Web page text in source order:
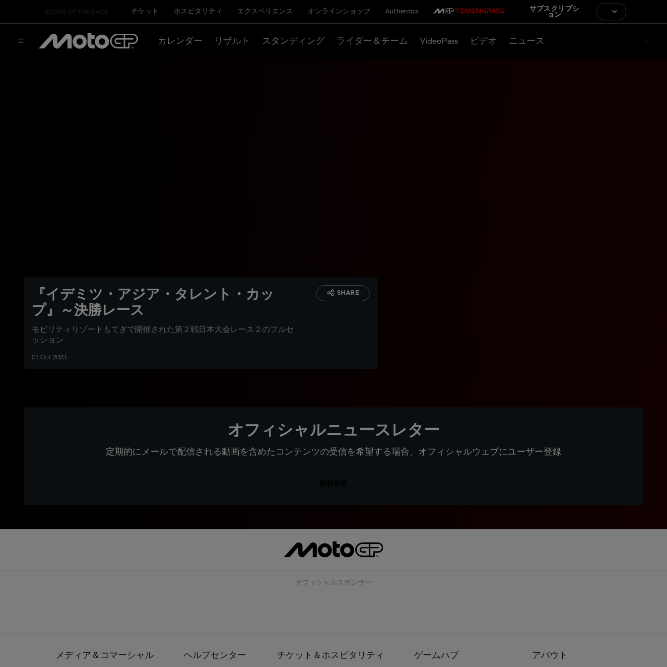
チケット ホスピタリティ エクスペリエンス オンラインショップ Authentics
サブスクリプシ
ョン
カレンダー リザルト スタンディング ライダー＆チーム VideoPass ビデオ ニュース
『イデミツ・アジア・タレント・カッ
プ』～決勝レース
モビリティリゾートもてぎで開催された第２戦日本大会レース２のフルセ
ッション
01 Oct 2023
SHARE
オフィシャルニュースレター
定期的にメールで配信される動画を含めたコンテンツの受信を希望する場合、オフィシャルウェブにユーザー登録
オフィシャルスポンサー
メディア＆コマーシャル ヘルプセンター チケット＆ホスピタリティ ゲームハブ アバウト